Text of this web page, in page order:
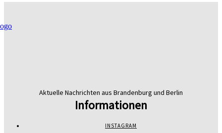
Aktuelle Nachrichten aus Brandenburg und Berlin
Informationen
INSTAGRAM